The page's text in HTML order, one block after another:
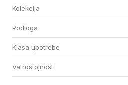
Kolekcija
Podloga
Klasa upotrebe
Vatrostojnost